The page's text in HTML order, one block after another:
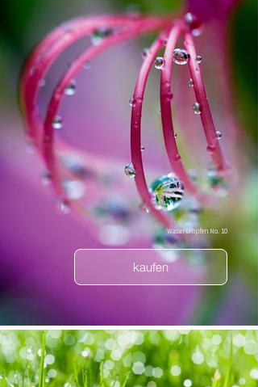
Wassertropfen No. 10
kaufen